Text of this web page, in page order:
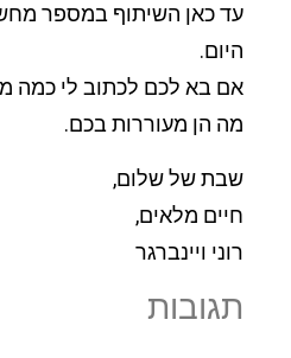
עד כאן השיתוף במספר
היום.
אם בא לכם לכתוב לי כמה
מה הן מעוררות בכם.
שבת של שלום,
חיים מלאים,
רוני ויינברגר
תגובות